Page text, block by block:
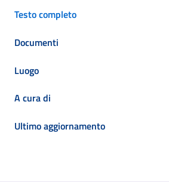
Testo completo
Documenti
Luogo
A cura di
Ultimo aggiornamento